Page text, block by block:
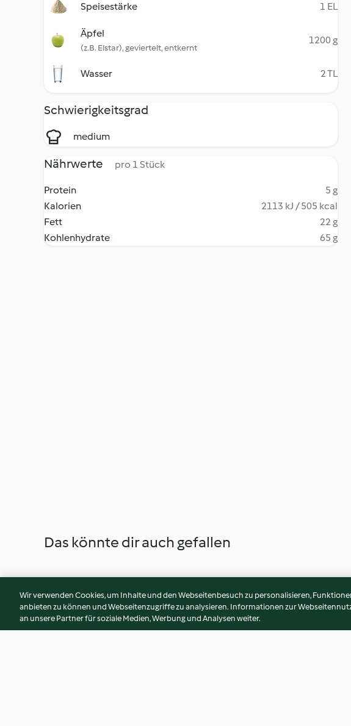
Speisestärke 1 EL
Äpfel
(z.B. Elstar), geviertelt, entkernt
1200 g
Wasser 2 TL
Schwierigkeitsgrad
medium
Nährwerte pro 1 Stück
Protein
5 g
Kalorien
2113 kJ / 505 kcal
Fett
22 g
Kohlenhydrate
65 g
Das könnte dir auch gefallen
Wir verwenden Cookies, um Inhalte und den Webseitenbesuch zu personalisieren,
anbieten zu können und Webseitenzugriffe zu analysieren. Informationen zur
an unsere Partner für soziale Medien, Werbung und Analysen weiter.